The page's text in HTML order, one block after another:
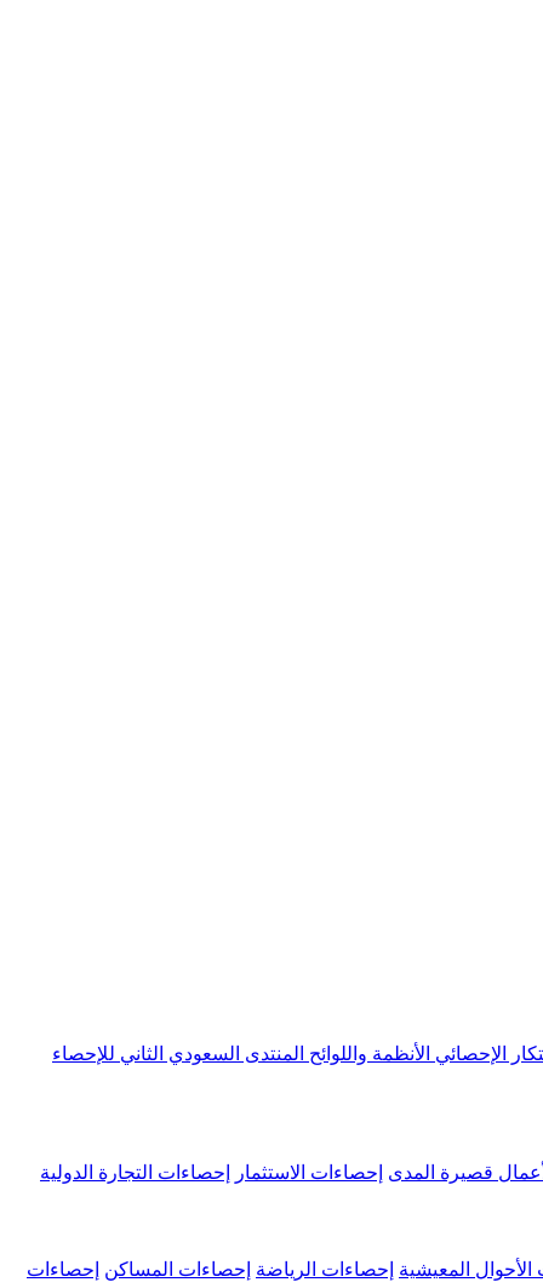
الإحصائي الأنظمة واللوائح المنتدى السعودي الثاني للإحصاء
قصيرة المدى إحصاءات الاستثمار إحصاءات التجارة الدولية
الأحوال المعيشية إحصاءات الرياضة إحصاءات المساكن إحصاءات